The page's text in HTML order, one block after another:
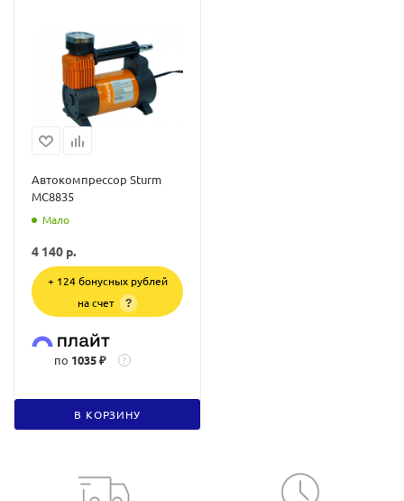
Автокомпрессор Sturm
MC8835
Мало
4 140 р.
+ 124 бонусных рублей
на счет
?
по 1035 ₽ ?
В КОРЗИНУ